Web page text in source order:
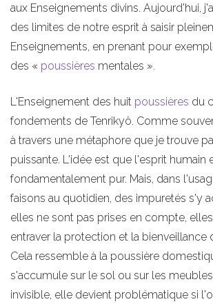
aux Enseignements divins. Aujourd'hui,
des limites de notre esprit à saisir
Enseignements, en prenant pour
des « poussières mentales ».
L'Enseignement des huit poussières du
fondements de Tenrikyô. Comme
à travers une métaphore que je trouve
puissante. L'idée est que l'esprit humain
fondamentalement pur. Mais, dans
faisons au quotidien, des impuretés s'y
elles ne sont pas prises en compte,
entraver la protection et la bienveillance
Cela ressemble à la poussière
s'accumule sur le sol ou sur les
invisible, elle devient problématique si